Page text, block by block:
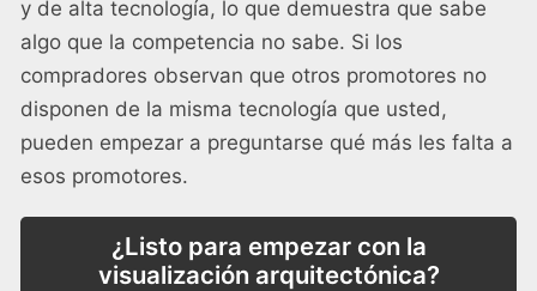
y de alta tecnología, lo que demuestra que sabe
algo que la competencia no sabe. Si los
compradores observan que otros promotores no
disponen de la misma tecnología que usted,
pueden empezar a preguntarse qué más les falta a
esos promotores.
¿Listo para empezar con la
visualización arquitectónica?